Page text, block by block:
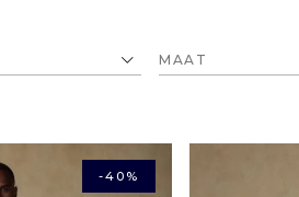
MAAT
-40%